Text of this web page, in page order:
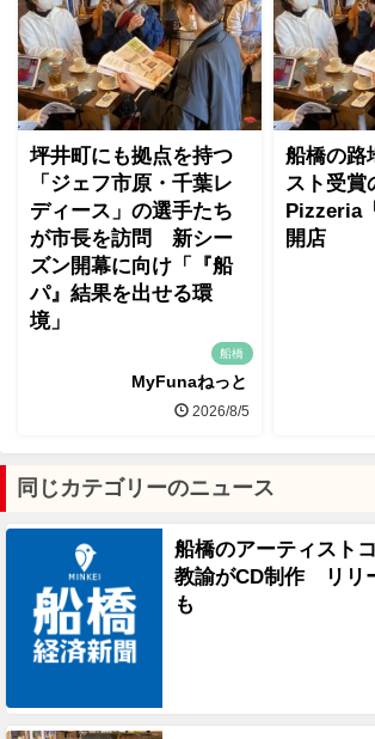
坪井町にも拠点を持つ
「ジェフ市原・千葉レ
ディース」の選手たち
が市長を訪問 新シー
ズン開幕に向け「『船
パ』結果を出せる環
境」
船橋
MyFunaねっと
2026/8/5
船橋の路
スト受賞
Pizzeria
開店
同じカテゴリーのニュース
船橋のアーティスト
教諭がCD制作 リリ
も